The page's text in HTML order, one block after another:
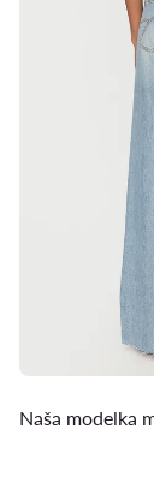
Naša modelka